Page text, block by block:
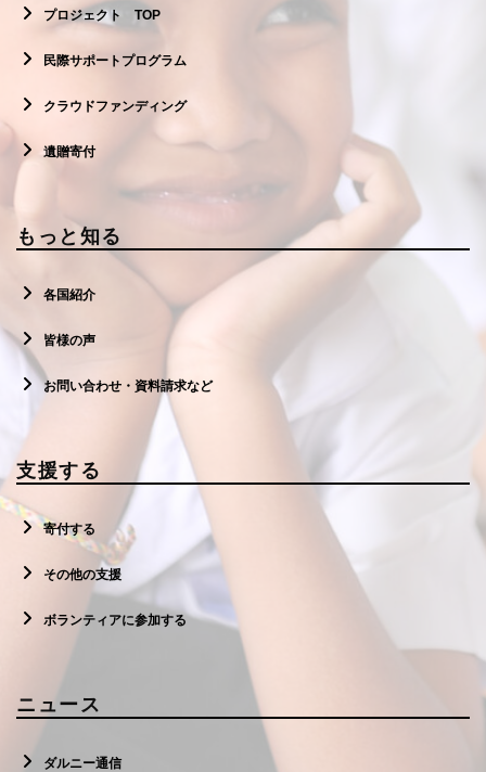
プロジェクト TOP
民際サポートプログラム
クラウドファンディング
遺贈寄付
もっと知る
各国紹介
皆様の声
お問い合わせ・資料請求など
支援する
寄付する
その他の支援
ボランティアに参加する
ニュース
ダルニー通信